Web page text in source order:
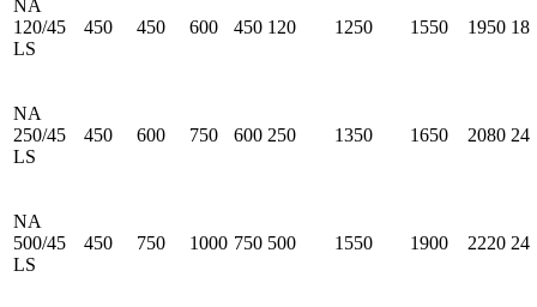
NA
120/45
LS
450 450 600 450 120 1250 1550 1950 18
NA
250/45
LS
450 600 750 600 250 1350 1650 2080 24
NA
500/45
LS
450 750 1000 750 500 1550 1900 2220 24